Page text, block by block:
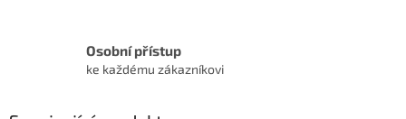
Osobní přístup
ke každému zákazníkovi